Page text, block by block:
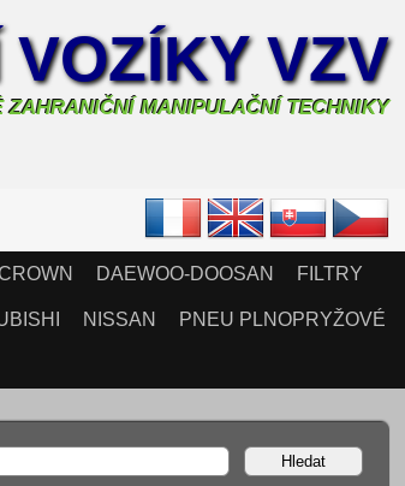
VZV
MANIPULAČNÍ TECHNIKY
DAEWOO-DOOSAN FILTRY
NISSAN PNEU PLNOPRYŽOVÉ